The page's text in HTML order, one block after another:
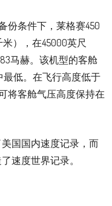
份条件下，莱格赛450
），在45000英尺
马赫。该机型的客舱
低。在飞行高度低于
将客舱气压高度保持在
国国内速度记录，而
速度世界记录。